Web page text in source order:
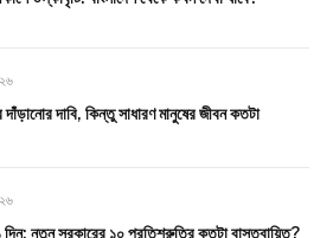
দাঁড়ানোর দাবি, কিন্তু সাধারণ মানুষের জীবন কতটা
দিন: নতুন সরকারের ১০ প্রতিশ্রুতির কতটা বাস্তবায়িত?